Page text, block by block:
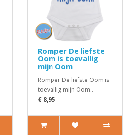
Romper De liefste
Oom is toevallig
mijn Oom
Romper De liefste Oom is
toevallig mijn Oom..
€ 8,95